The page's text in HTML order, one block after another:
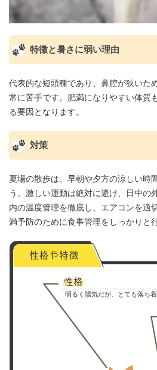
特徴と暑さに弱い理由
代表的な短頭種であり、鼻腔が狭いた
常に苦手です。肥満になりやすい体質
る要因となります。
対策
夏場の散歩は、早朝や夕方の涼しい時
う。激しい運動は絶対に避け、日中の
内の温度管理を徹底し、エアコンを適
満予防のために食事管理をしっかりと
明るく陽気だが、とても落ち